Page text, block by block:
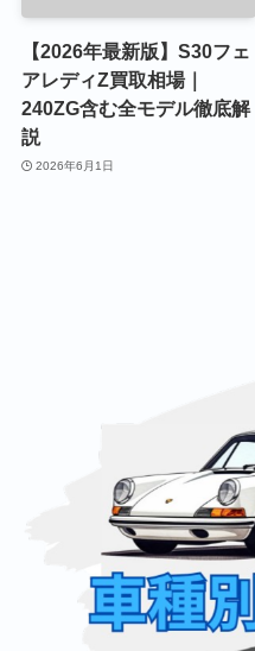
【2026年最新版】S30フェ
アレディZ買取相場｜
240ZG含む全モデル徹底解
説
2026年6月1日